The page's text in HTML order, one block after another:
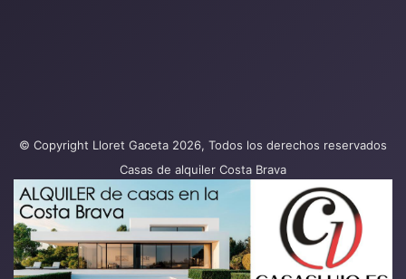
© Copyright Lloret Gaceta 2026, Todos los derechos reservados
Casas de alquiler Costa Brava